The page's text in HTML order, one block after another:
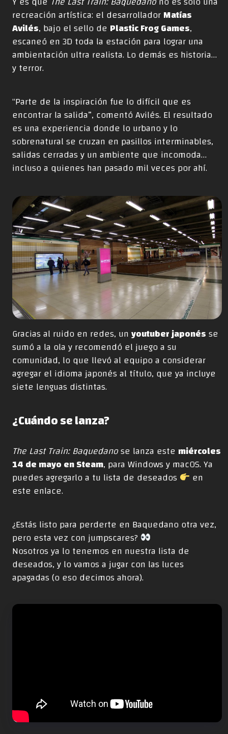
recreación artística: el desarrolladorMatías
Avilés, bajo el sello de Plastic Frog Games,
escaneó en 3D toda la estación para lograr una
ambientación ultra realista. Lo demás es historia…
y terror.
“Parte de la inspiración fue lo difícil que es
encontrar la salida”, comentó Avilés. El resultado
es una experiencia donde lo urbano y lo
sobrenatural se cruzan en pasillos interminables,
salidas cerradas y un ambiente que incomoda…
incluso a quienes han pasado mil veces por ahí.
Gracias al ruido en redes, unyoutuber japonésse
sumó a la ola y recomendó el juego a su
comunidad, lo que llevó al equipo a considerar
agregar el idioma japonés al título, que ya incluye
siete lenguas distintas.
¿Cuándo se lanza?
The Last Train: Baquedanose lanza este miércoles
14 de mayo en Steam, para Windows y macOS. Ya
puedes agregarlo a tu lista de deseados en
este enlace.
¿Estás listo para perderte en Baquedano otra vez,
pero esta vez con jumpscares?
Nosotros ya lo tenemos en nuestra lista de
deseados, y lo vamos a jugar con las luces
apagadas (o eso decimos ahora).